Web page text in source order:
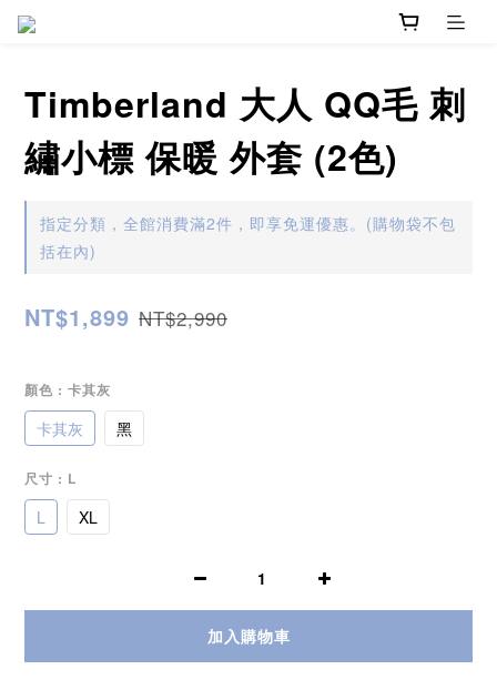
Timberland 大人 QQ毛 刺
繡小標 保暖 外套 (2色)
指定分類，全館消費滿2件，即享免運優惠。(購物袋不包
括在內)
NT$1,899 NT$2,990
顏色 : 卡其灰
卡其灰 黑
尺寸 : L
L XL
加入購物車